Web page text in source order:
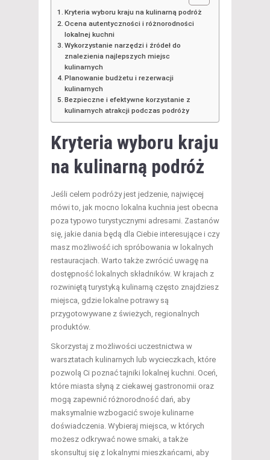
Kryteria wyboru kraju na kulinarną podróż
Ocena autentyczności i różnorodności
lokalnej kuchni
Wykorzystanie narzędzi i źródeł do
znalezienia najlepszych miejsc
kulinarnych
Planowanie budżetu i rezerwacji
kulinarnych
Bezpieczne i efektywne korzystanie z
kulinarnych atrakcji podczas podróży
Kryteria wyboru kraju
na kulinarną podróż
Jeśli celem podróży jest jedzenie, najwięcej
mówi to, jak mocno lokalna kuchnia jest obecna
poza typowo turystycznymi adresami. Zastanów
się, jakie dania będą dla Ciebie interesujące i czy
masz możliwość ich spróbowania w lokalnych
restauracjach. Warto także zwrócić uwagę na
dostępność lokalnych składników. W krajach z
rozwiniętą turystyką kulinarną często znajdziesz
miejsca, gdzie lokalne potrawy są
przygotowywane z świeżych, regionalnych
produktów.
Skorzystaj z możliwości uczestnictwa w
warsztatach kulinarnych lub wycieczkach, które
pozwolą Ci poznać tajniki lokalnej kuchni. Oceń,
które miasta słyną z ciekawej gastronomii oraz
mogą zapewnić różnorodność dań, aby
maksymalnie wzbogacić swoje kulinarne
doświadczenia. Wybieraj miejsca, w których
możesz odkrywać nowe smaki, a także
skonsultuj się z lokalnymi mieszkańcami, aby